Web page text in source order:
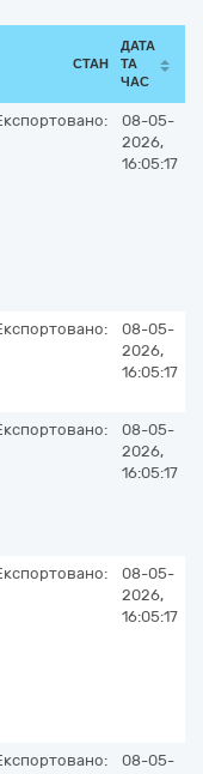
СТАН
ДАТА
ТА
ЧАС
08-05-
2026,
16:05:17
08-05-
2026,
16:05:17
08-05-
2026,
16:05:17
08-05-
2026,
16:05:17
08-05-